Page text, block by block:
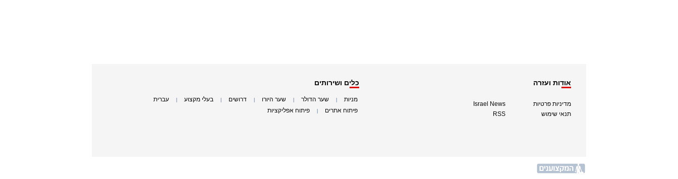
אודות ועזרה
מדיניות פרטיות
תנאי שימוש
Israel News
RSS
כלים ושירותים
מניות שער הדולר שער היורו דרושים בעלי מקצוע עברית
פיתוח אתרים פיתוח אפליקציות